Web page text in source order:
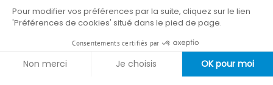
Pour modifier vos préférences par la suite, cliquez sur le lien
'Préférences de cookies' situé dans le pied de page.
Consentements certifiés par
Non merci Je choisis
OK pour moi